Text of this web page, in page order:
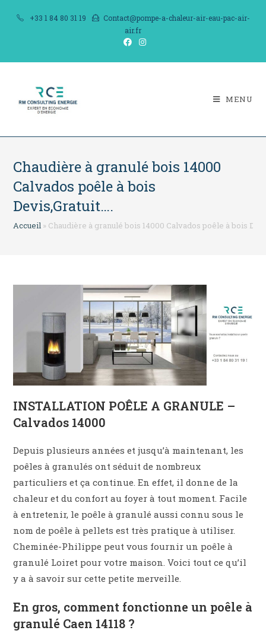
+33 1 84 80 31 19
Contact@pompe-a-chaleur-air-eau-pac-air-
air.fr
MENU
Chaudière à granulé bois 14000
Calvados poêle à bois
Devis,Gratuit….
Accueil » Chaudière à granulé bois 14000 Calvados poêle à bois
INSTALLATION POÊLE A GRANULE –
Calvados 14000
Depuis plusieurs années et jusqu’à maintenant, les
poêles à granulés ont séduit de nombreux
particuliers et ça continue. En effet, il donne de la
chaleur et du confort au foyer à tout moment. Facile
à entretenir, le poêle à granulé aussi connu sous le
nom de poêle à pellets est très pratique à utiliser.
Cheminée-Philippe peut vous fournir un poêle à
granulé Loiret pour votre maison. Voici tout ce qu’il
y a à savoir sur cette petite merveille.
En gros, comment fonctionne un poêle à
granulé Caen 14118 ?